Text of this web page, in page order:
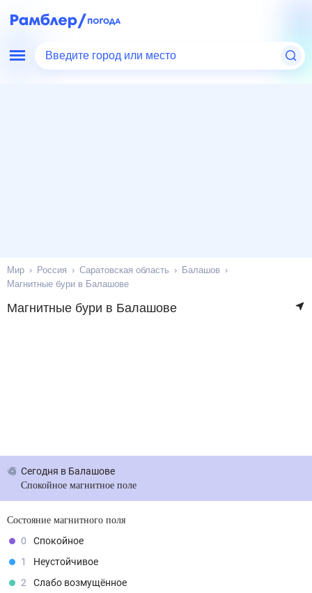
Введите город или место
Мир Россия Саратовская область
Балашов
Магнитные бури в Балашове
Магнитные бури в Балашове
Сегодня в Балашове
Спокойное магнитное поле
Состояние магнитного поля
0
Спокойное
1
Неустойчивое
2
Слабо возмущённое